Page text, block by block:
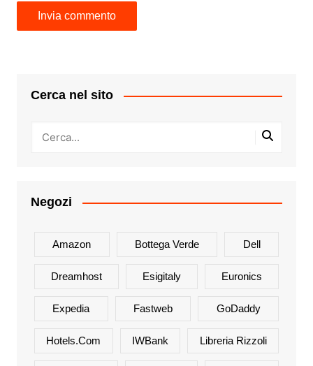
Cerca nel sito
Negozi
Amazon Bottega Verde Dell
Dreamhost Esigitaly Euronics
Expedia Fastweb GoDaddy
Hotels.com IWBank Libreria Rizzoli